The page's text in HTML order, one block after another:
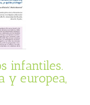
infantiles.
y europea,